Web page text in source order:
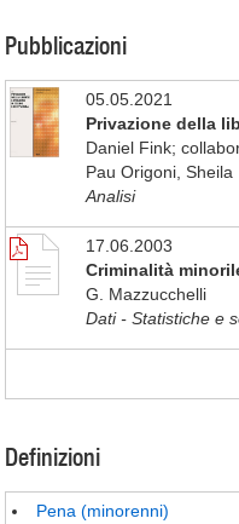
Pubblicazioni
05.05.2021
Privazione della
Daniel Fink;
Pau Origoni,
Analisi
17.06.2003
Criminalità
G. Mazzucchelli
Dati - Statistiche e
Definizioni
Pena (minorenni)